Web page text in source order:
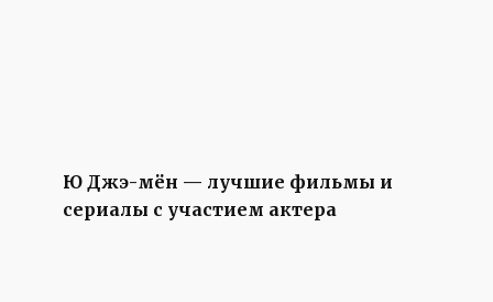
Ю Джэ-мён — лучшие фильмы и
сериалы с участием актера